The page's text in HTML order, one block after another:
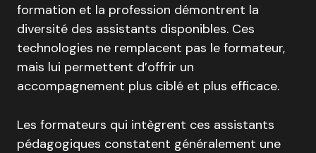
formation et la profession démontrent la
diversité des assistants disponibles. Ces
technologies ne remplacent pas le formateur,
mais lui permettent d’offrir un
accompagnement plus ciblé et plus efficace.
Les formateurs qui intègrent ces assistants
pédagogiques constatent généralement une